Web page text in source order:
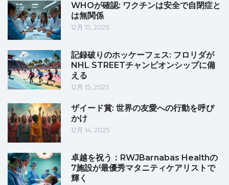
WHOが確認: ワクチンは安全で自閉症と
は無関係
12月 15, 2025
記録破りのホッケーフェス: フロリダが
NHL STREETチャンピオンシップに備
える
12月 15, 2025
ザイード賞: 世界の友愛への行動を呼び
かけ
12月 14, 2025
卓越を祝う：RWJBarnabas Healthの
7施設が最優秀マタニティケアリストで
輝く